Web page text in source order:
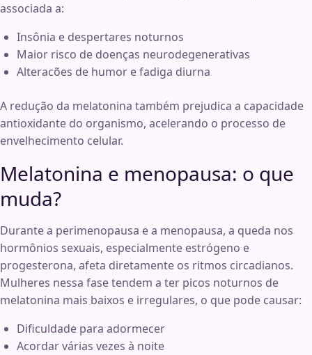
associada a:
Insônia e despertares noturnos
Maior risco de doenças neurodegenerativas
Alteracões de humor e fadiga diurna
A redução da melatonina também prejudica a capacidade
antioxidante do organismo, acelerando o processo de
envelhecimento celular.
Melatonina e menopausa: o que
muda?
Durante a perimenopausa e a menopausa, a queda nos
hormônios sexuais, especialmente estrógeno e
progesterona, afeta diretamente os ritmos circadianos.
Mulheres nessa fase tendem a ter picos noturnos de
melatonina mais baixos e irregulares, o que pode causar:
Dificuldade para adormecer
Acordar várias vezes à noite